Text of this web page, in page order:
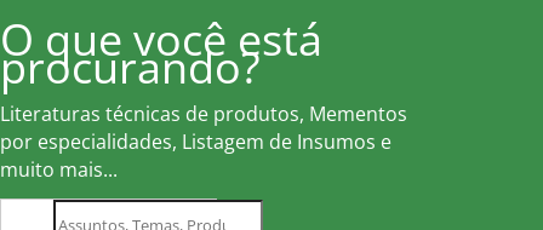
O que você está
procurando?
Literaturas técnicas de produtos, Mementos
por especialidades, Listagem de Insumos e
muito mais...